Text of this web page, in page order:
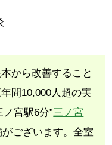
本から改善すること
間10,000人超の実
ノ宮駅6分”三ノ宮
がございます。全室